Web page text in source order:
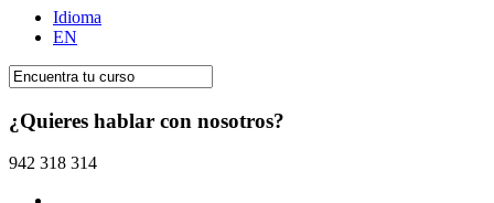
Idioma
EN
¿Quieres hablar con nosotros?
942 318 314